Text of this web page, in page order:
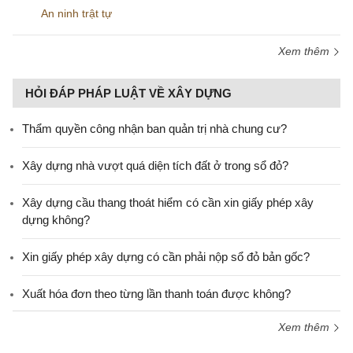
An ninh trật tự
Xem thêm
HỎI ĐÁP PHÁP LUẬT VỀ XÂY DỰNG
Thẩm quyền công nhận ban quản trị nhà chung cư?
Xây dựng nhà vượt quá diện tích đất ở trong sổ đỏ?
Xây dựng cầu thang thoát hiểm có cần xin giấy phép xây
dựng không?
Xin giấy phép xây dựng có cần phải nộp sổ đỏ bản gốc?
Xuất hóa đơn theo từng lần thanh toán được không?
Xem thêm